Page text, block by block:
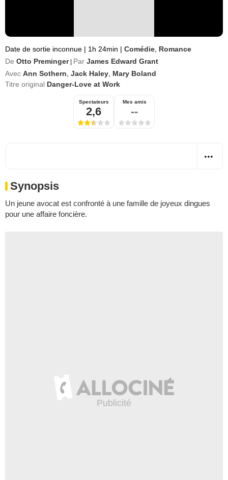
Date de sortie inconnue | 1h 24min | Comédie Romance
De Otto Preminger Par James Edward Grant
Avec Ann Sothern Jack Haley Mary Boland
Titre original Danger-Love at Work
Spectateurs
2,6
Mes amis
--
Synopsis
Un jeune avocat est confronté à une famille de joyeux dingues
pour une affaire foncière.